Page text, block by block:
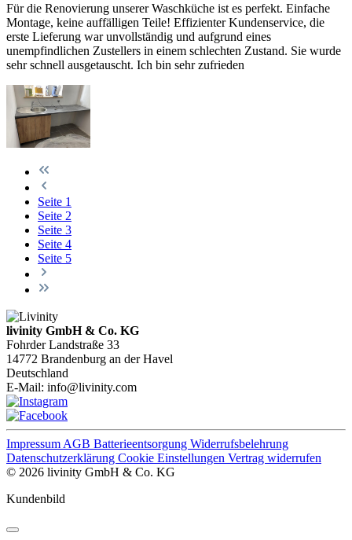
Für die Renovierung unserer Waschküche ist es perfekt. Einfache
Montage, keine auffälligen Teile! Effizienter Kundenservice, die
erste Lieferung war unvollständig und aufgrund eines
unempfindlichen Zustellers in einem schlechten Zustand. Sie wurde
sehr schnell ausgetauscht. Ich bin sehr zufrieden
Seite 1
Seite 2
Seite 3
Seite 4
Seite 5
livinity GmbH & Co. KG
Fohrder Landstraße 33
14772 Brandenburg an der Havel
Deutschland
E-Mail: info@livinity.com
Impressum AGB Batterieentsorgung Widerrufsbelehrung
Datenschutzerklärung Cookie Einstellungen Vertrag widerrufen
© 2026 livinity GmbH & Co. KG
Kundenbild